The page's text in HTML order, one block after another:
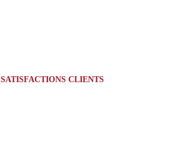
SATISFACTIONS CLIENTS